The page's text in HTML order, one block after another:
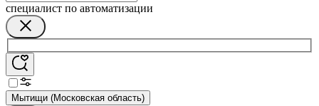
специалист по автоматизации
Мытищи (Московская область)